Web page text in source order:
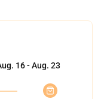
16 - Aug. 23